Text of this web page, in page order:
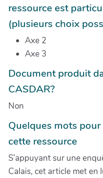
ressource est
(plusieurs choix
Axe 2
Axe 3
Document produit
CASDAR?
Non
Quelques mots
cette ressource
S’appuyant sur une
Calais, cet article met en